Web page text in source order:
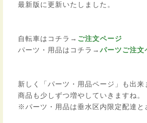
最新版に更新いたしました。
自転車はコチラ→ ご注文ページ
パーツ・用品はコチラ→ パーツご注文
新しく「パーツ・用品ページ」も出来
商品も少しずつ増やしていきますね。
※パーツ・用品は垂水区内限定配達と